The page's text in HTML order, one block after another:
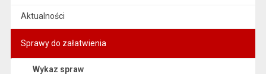
Aktualności
Sprawy do załatwienia
Wykaz spraw